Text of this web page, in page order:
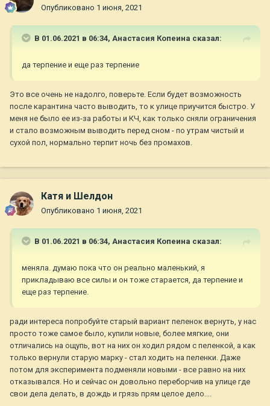
Опубликовано 1 июня, 2021
В 01.06.2021 в 06:34, Анастасия Копеина сказал:
да терпение и еще раз терпение
Это все очень не надолго, поверьте. Если будет возможность
после карантина часто выводить, то к улице приучится быстро. У
меня не было ее из-за работы и КЧ, как только сняли ограничения
и стало возможным выводить перед сном - по утрам чистый и
сухой пол, нормально терпит ночь без промахов.
Катя и Шелдон
Опубликовано 1 июня, 2021
В 01.06.2021 в 06:34, Анастасия Копеина сказал:
меняла. думаю пока что он реально маленький, я
прикладываю все силы и он тоже старается, да терпение и
еще раз терпение.
ради интереса попробуйте старый вариант пеленок вернуть, у нас
просто тоже самое было, купили новые, более мягкие, они
отличались на ощупь, вот на них он ходил рядом с пеленкой, а как
только вернули старую марку - стал ходить на пеленки. Даже
потом для эксперимента подменяли новыми - все равно на них
отказывался. Но и сейчас он довольно переборчив на улице где
свои дела делать, в дождь и грязь прям целое дело....